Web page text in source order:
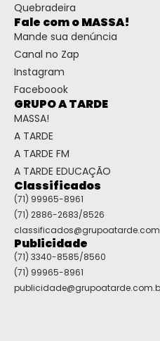
Quebradeira
Fale com o MASSA!
Mande sua denúncia
Canal no Zap
Instagram
Faceboook
GRUPO A TARDE
MASSA!
A TARDE
A TARDE FM
A TARDE EDUCAÇÃO
Classificados
(71) 99965-8961
(71) 2886-2683/8526
Publicidade
(71) 3340-8585/8560
(71) 99965-8961